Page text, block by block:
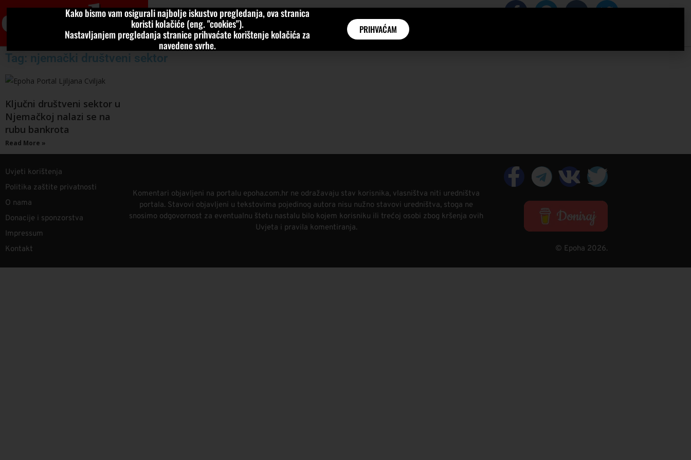
VIJESTI KOLUMNE KATEGORIJE INTERVJUI AKTUALNO
Tag: njemački društveni sektor
Ključni društveni sektor u
Njemačkoj nalazi se na
rubu bankrota
Read More »
Uvjeti korištenja
Politika zaštite privatnosti
O nama
Donacije i sponzorstva
Impressum
Kontakt
Komentari objavljeni na portalu epoha.com.hr ne odražavaju stav korisnika, vlasništva niti uredništva
portala. Stavovi objavljeni u tekstovima pojedinog autora nisu nužno stavovi uredništva, stoga ne
snosimo odgovornost za eventualnu štetu nastalu bilo kojem korisniku ili trećoj osobi zbog kršenja ovih
Uvjeta i pravila komentiranja.
© Epoha 2026.
Kako bismo vam osigurali najbolje iskustvo pregledanja, ova stranica
koristi kolačiće (eng. "cookies").
Nastavljanjem pregledanja stranice prihvaćate korištenje kolačića za
navedene svrhe.
PRIHVAĆAM